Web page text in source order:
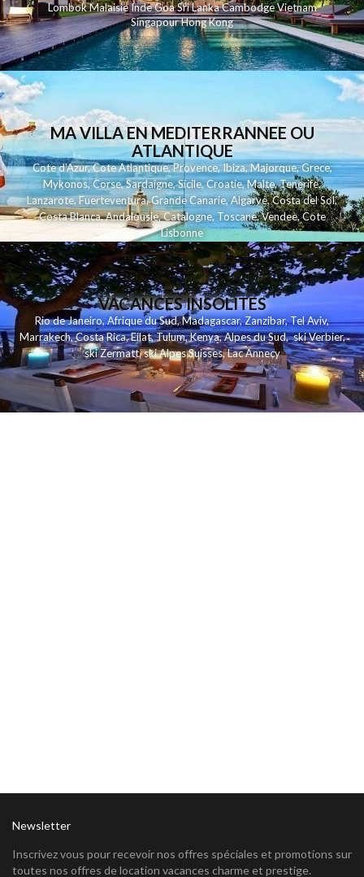
LombokMalaisieIndeGoaSri LankaCambodgeVietnam
SingapourHong Kong
MA VILLA EN MEDITERRANNEE OU
ATLANTIQUE
Cote d'Azur,Cote Atlantique,Provence,Ibiza,Majorque,Grece,
Mykonos,Corse,Sardaigne,Sicile,Croatie,Malte,Tenerife,
Lanzarote,Fuerteventura,Grande Canarie,Algarve,Costa del Sol,
Costa Blanca,Andalousie,Catalogne,Toscane,Vendee,Cote
Lisbonne
VACANCES INSOLITES
Rio de Janeiro,Afrique du Sud,Madagascar,Zanzibar,Tel Aviv,
Marrakech,Costa Rica,Eilat,Tulum,Kenya,Alpes du Sud,ski Verbier,
ski Zermatt,ski Alpes Suisses,Lac Annecy
Newsletter
Inscrivez vous pour recevoir nos offres spéciales et promotions sur
toutes nos offres de location vacances charme et prestige.